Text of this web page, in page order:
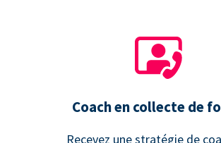
Coach en collecte de
Recevez une stratégie de